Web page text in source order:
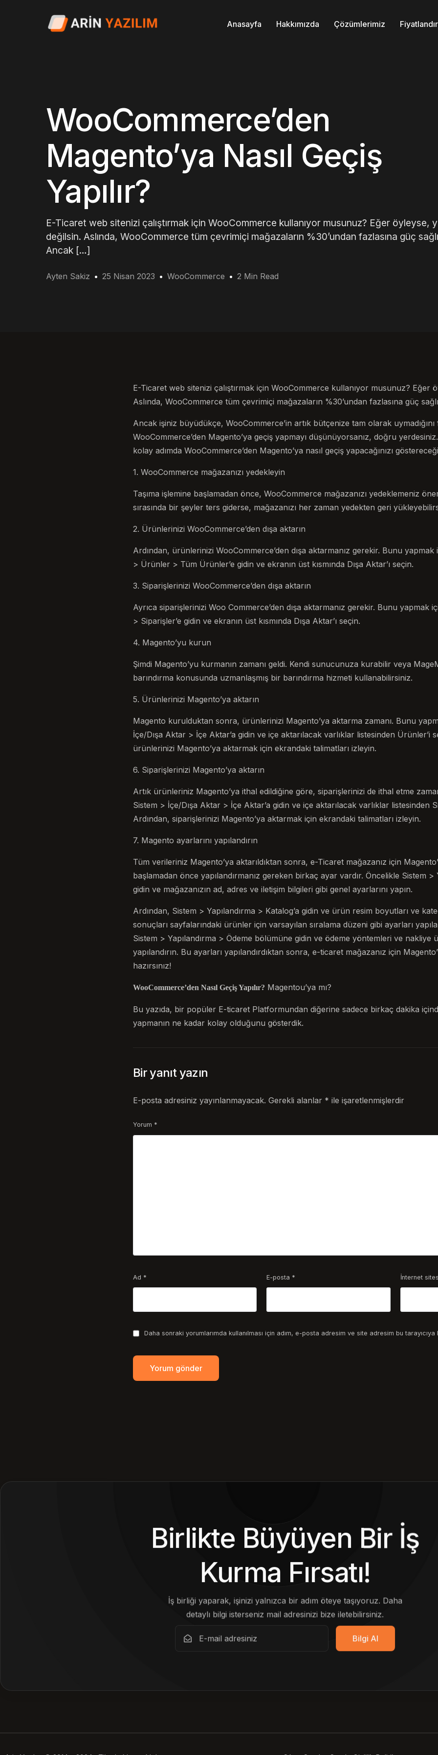
Anasayfa Hakkımızda Çözümlerimiz
WooCommerce’den
Magento’ya Nasıl Geçiş
Yapılır?
E-Ticaret web sitenizi çalıştırmak için WooCommerce kullanıyor musunuz? Eğer öyleyse,
değilsin. Aslında, WooCommerce tüm çevrimiçi mağazaların %30’undan fazlasına güç
Ancak […]
Ayten Sakiz 25 Nisan 2023 WooCommerce 2 Min Read
E-Ticaret web sitenizi çalıştırmak için WooCommerce kullanıyor musunuz? Eğer
Aslında, WooCommerce tüm çevrimiçi mağazaların %30’undan fazlasına güç
Ancak işiniz büyüdükçe, WooCommerce’in artık bütçenize tam olarak
WooCommerce’den Magento’ya geçiş yapmayı düşünüyorsanız, doğru
kolay adımda WooCommerce’den Magento’ya nasıl geçiş yapacağınızı
1. WooCommerce mağazanızı yedekleyin
Taşıma işlemine başlamadan önce, WooCommerce mağazanızı yedeklemeniz
sırasında bir şeyler ters giderse, mağazanızı her zaman yedekten geri
2. Ürünlerinizi WooCommerce’den dışa aktarın
Ardından, ürünlerinizi WooCommerce’den dışa aktarmanız gerekir. Bunu
> Ürünler > Tüm Ürünler’e gidin ve ekranın üst kısmında Dışa Aktar’ı seçin.
3. Siparişlerinizi WooCommerce’den dışa aktarın
Ayrıca siparişlerinizi Woo Commerce’den dışa aktarmanız gerekir. Bunu yapmak
> Siparişler’e gidin ve ekranın üst kısmında Dışa Aktar’ı seçin.
4. Magento’yu kurun
Şimdi Magento’yu kurmanın zamanı geldi. Kendi sunucunuza kurabilir veya
barındırma konusunda uzmanlaşmış bir barındırma hizmeti kullanabilirsiniz.
5. Ürünlerinizi Magento’ya aktarın
Magento kurulduktan sonra, ürünlerinizi Magento’ya aktarma zamanı. Bunu
İçe/Dışa Aktar > İçe Aktar’a gidin ve içe aktarılacak varlıklar listesinden Ürünler’i
ürünlerinizi Magento’ya aktarmak için ekrandaki talimatları izleyin.
6. Siparişlerinizi Magento’ya aktarın
Artık ürünleriniz Magento’ya ithal edildiğine göre, siparişlerinizi de ithal etme
Sistem > İçe/Dışa Aktar > İçe Aktar’a gidin ve içe aktarılacak varlıklar listesinden
Ardından, siparişlerinizi Magento’ya aktarmak için ekrandaki talimatları izleyin.
7. Magento ayarlarını yapılandırın
Tüm verileriniz Magento’ya aktarıldıktan sonra, e-Ticaret mağazanız için
başlamadan önce yapılandırmanız gereken birkaç ayar vardır. Öncelikle Sistem >
gidin ve mağazanızın ad, adres ve iletişim bilgileri gibi genel ayarlarını yapın.
Ardından, Sistem > Yapılandırma > Katalog’a gidin ve ürün resim boyutları ve
sonuçları sayfalarındaki ürünler için varsayılan sıralama düzeni gibi ayarları
Sistem > Yapılandırma > Ödeme bölümüne gidin ve ödeme yöntemleri ve nakliye
yapılandırın. Bu ayarları yapılandırdıktan sonra, e-ticaret mağazanız için
hazırsınız!
WooCommerce’den Nasıl Geçiş Yapılır? Magentou’ya mı?
Bu yazıda, bir popüler E-ticaret Platformundan diğerine sadece birkaç dakika
yapmanın ne kadar kolay olduğunu gösterdik.
Bir yanıt yazın
E-posta adresiniz yayınlanmayacak. Gerekli alanlar * ile işaretlenmişlerdir
Yorum *
Ad * E-posta * İnternet
Daha sonraki yorumlarımda kullanılması için adım, e-posta adresim ve site adresim bu
Birlikte Büyüyen Bir İş
Kurma Fırsatı!
İş birliği yaparak, işinizi yalnızca bir adım öteye taşıyoruz. Daha
detaylı bilgi isterseniz mail adresinizi bize iletebilirsiniz.
Bilgi Al